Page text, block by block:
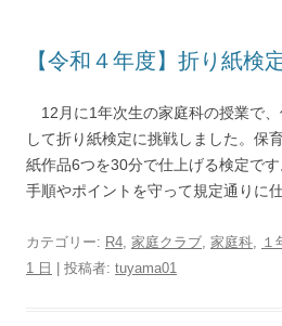
【令和４年度】折り紙検
12月に1年次生の家庭科の授業で、
して折り紙検定に挑戦しました。保
紙作品6つを30分で仕上げる検定です
手順やポイントを守って規定通りに
カテゴリー: R4, 家庭クラブ, 家庭科, １
1 日
投稿者: tuyama01